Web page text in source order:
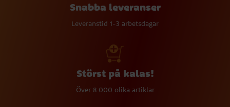
Snabba leveranser
Leveranstid 1-3 arbetsdagar
Störst på kalas!
Över 8 000 olika artiklar